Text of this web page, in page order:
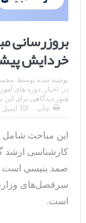
بروزرسانی
خردایش
نوشته شده توسط:
در: اخبار دوره های
هنوز دیدگاهی برای این
چاپ
ایمیل
این مباحث
کارشناسی ارشد
صمد بنیسی است
سرفصل‌های وزارت
است.